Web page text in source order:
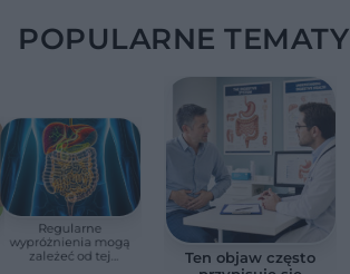
POPULARNE TEMATY
Regularne
wypróżnienia mogą
zależeć od tej
Ten objaw często